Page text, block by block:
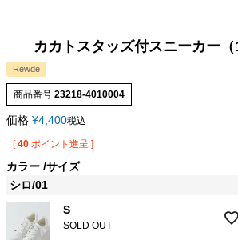
カカトスタッズ付スニーカー（
Rewde
商品番号 23218-4010004
価格 ¥4,400税込
[ 40 ポイント進呈 ]
カラー サイズ
シロ/01
S
SOLD OUT